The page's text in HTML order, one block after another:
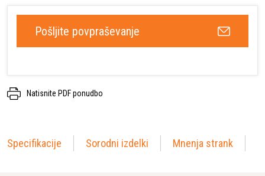
Pošljite povpraševanje
Natisnite PDF ponudbo
Specifikacije Sorodni izdelki Mnenja strank